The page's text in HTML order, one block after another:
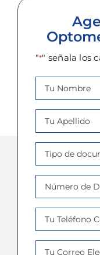
de Ópticas
"*" señala los
Nombre
*
Apellido
*
Tipo
Documento
Número
de
Documento
*
Celular
*
Email